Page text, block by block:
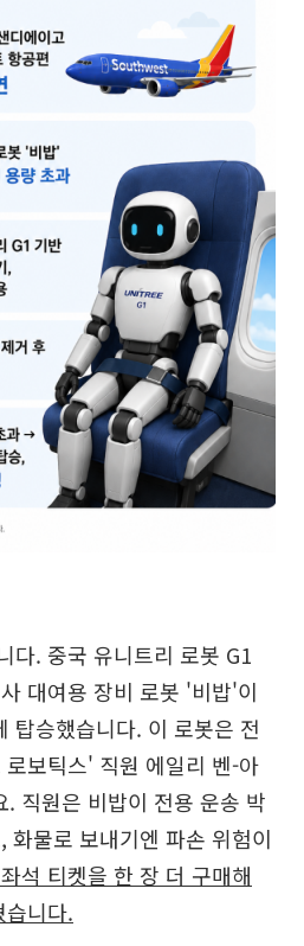
다. 중국 유니트리 로봇 G1
대여용 장비 로봇 '비밥'이
탑승했습니다. 이 로봇은 전
보틱스' 직원 에일리 벤-아
. 직원은 비밥이 전용 운송 박
화물로 보내기엔 파손 위험이
석 티켓을 한 장 더 구매해
니다.